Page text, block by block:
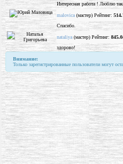
Интересная работа ! Люблю
malovica (мастер) Рейтинг:
Спасибо.
nataliya (мастер) Рейтинг:
здорово!
Внимание:
Только зарегистрированные пользователи могут